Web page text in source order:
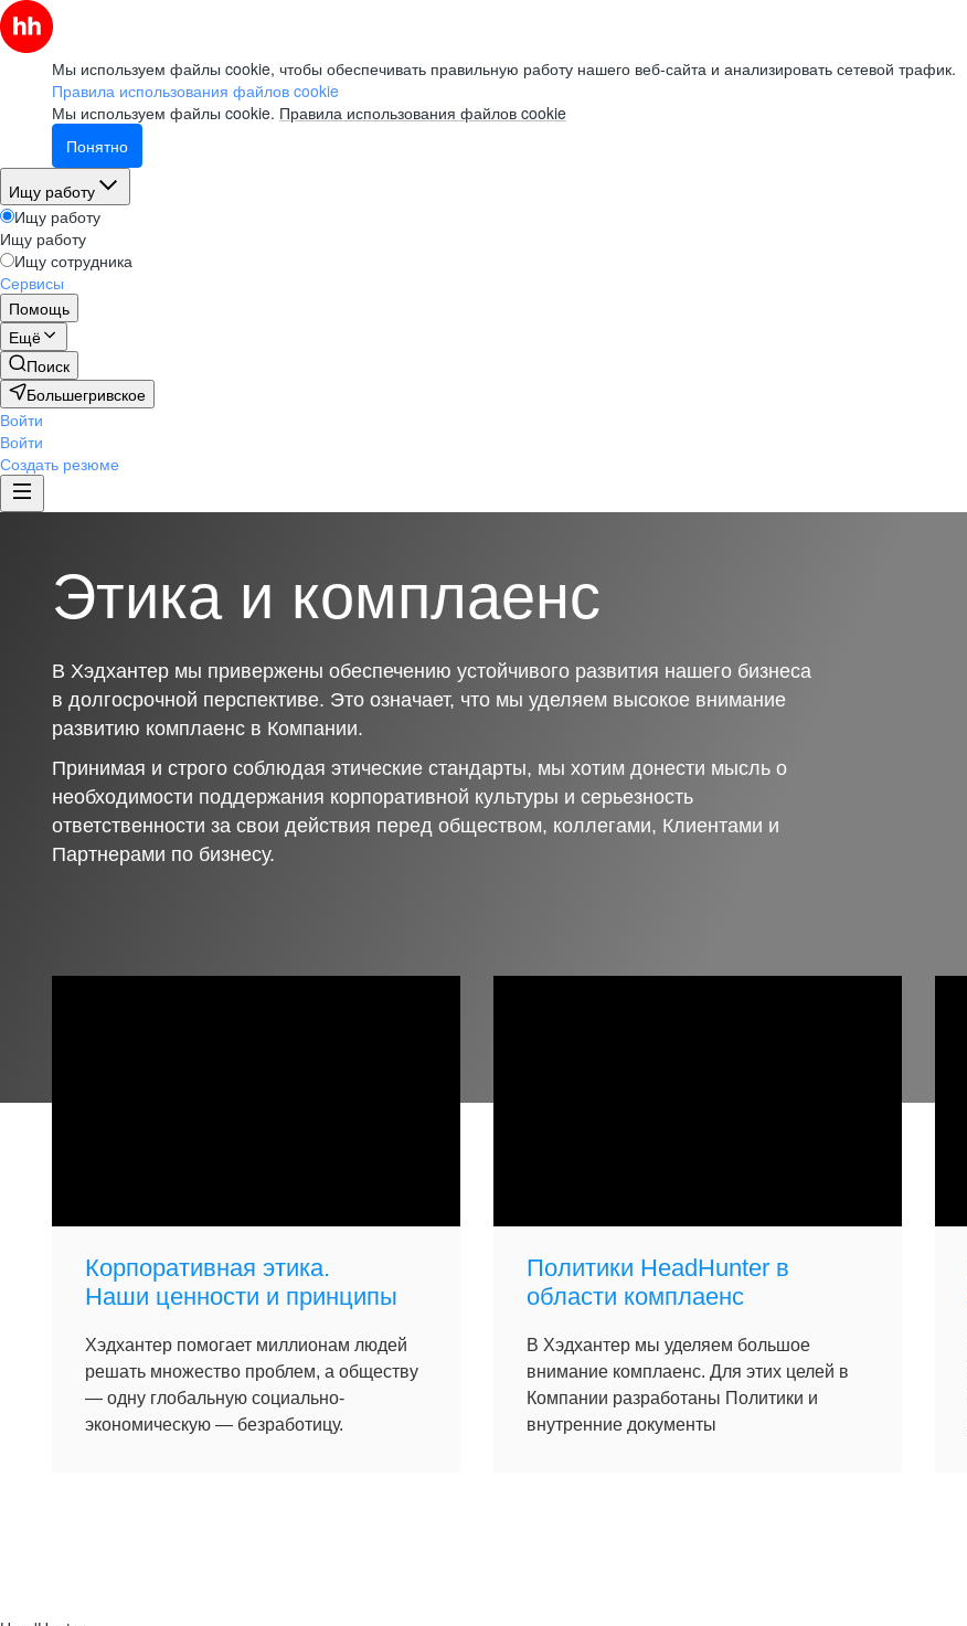
Мы используем файлы cookie, чтобы обеспечивать правильную работу нашего веб-сайта и анализировать сетевой трафик.
Правила использования файлов cookie
Мы используем файлы cookie. Правила использования файлов cookie
Понятно
Ищу работу
Ищу работу
Ищу работу
Ищу сотрудника
Сервисы
Помощь
Ещё
Поиск
Большегривское
Войти
Войти
Создать резюме
Этика и комплаенс
В Хэдхантер мы привержены обеспечению устойчивого развития нашего бизнеса
в долгосрочной перспективе. Это означает, что мы уделяем высокое внимание
развитию комплаенс в Компании.
Принимая и строго соблюдая этические стандарты, мы хотим донести мысль о
необходимости поддержания корпоративной культуры и серьезность
ответственности за свои действия перед обществом, коллегами, Клиентами и
Партнерами по бизнесу.
Корпоративная этика.
Наши ценности и принципы
Хэдхантер помогает миллионам людей
решать множество проблем, а обществу
— одну глобальную социально-
экономическую — безработицу.
Политики HeadHunter в
области комплаенс
В Хэдхантер мы уделяем большое
внимание комплаенс. Для этих целей в
Компании разработаны Политики и
внутренние документы